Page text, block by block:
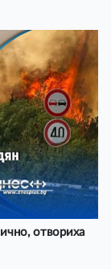
отвориха